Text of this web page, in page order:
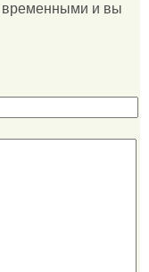
временными и вы